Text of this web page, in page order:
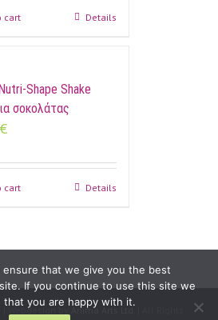
cart Details
Shape Shake
σοκολάτας
€
cart Details
| Webdesign by Anima Arts Ltd.
ensure that we give you the best
If you continue to use this site we
that you are happy with it.